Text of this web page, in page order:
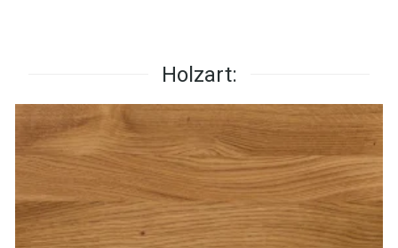
Holzart: